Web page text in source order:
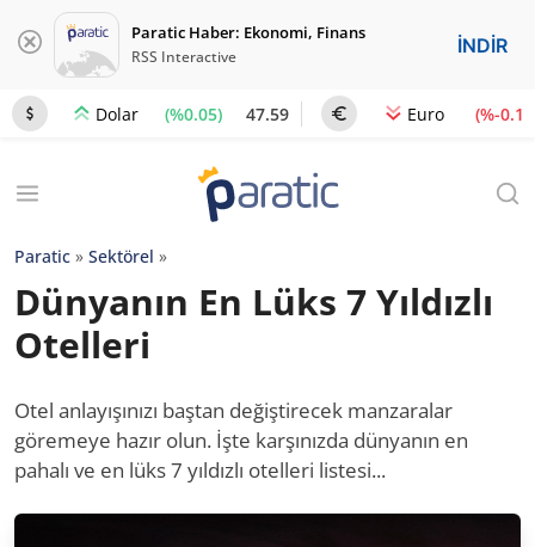
Paratic Haber: Ekonomi, Finans
RSS Interactive İNDİR
Dolar (%0.05) 47.59 Euro (%-0.1)
Paratic » Sektörel »
Dünyanın En Lüks 7 Yıldızlı
Otelleri
Otel anlayışınızı baştan değiştirecek manzaralar
göremeye hazır olun. İşte karşınızda dünyanın en
pahalı ve en lüks 7 yıldızlı otelleri listesi...